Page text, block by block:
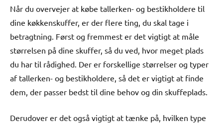
Når du overvejer at købe tallerken- og bestikholdere til
dine køkkenskuffer, er der flere ting, du skal tage i
betragtning. Først og fremmest er det vigtigt at måle
størrelsen på dine skuffer, så du ved, hvor meget plads
du har til rådighed. Der er forskellige størrelser og typer
af tallerken- og bestikholdere, så det er vigtigt at finde
dem, der passer bedst til dine behov og din skuffeplads.
Derudover er det også vigtigt at tænke på, hvilken type